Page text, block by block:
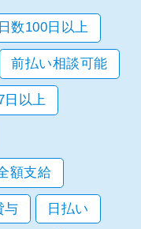
数100日以上
前払い相談可能
日以上
額支給
与 日払い